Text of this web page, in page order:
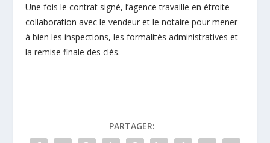
Une fois le contrat signé, l’agence travaille en étroite
collaboration avec le vendeur et le notaire pour mener
à bien les inspections, les formalités administratives et
la remise finale des clés.
PARTAGER: